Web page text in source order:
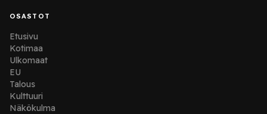
OSASTOT
Etusivu
Kotimaa
Ulkomaat
EU
Talous
Kulttuuri
Näkökulma